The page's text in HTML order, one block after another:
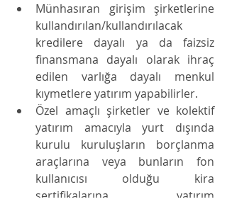
Münhasıran girişim şirketlerine
kullandırılan/kullandırılacak
kredilere dayalı ya da faizsiz
finansmana dayalı olarak ihraç
edilen varlığa dayalı menkul
kıymetlere yatırım yapabilirler.
Özel amaçlı şirketler ve kolektif
yatırım amacıyla yurt dışında
kurulu kuruluşların borçlanma
araçlarına veya bunların fon
kullanıcısı olduğu kira
sertifikalarına yatırım